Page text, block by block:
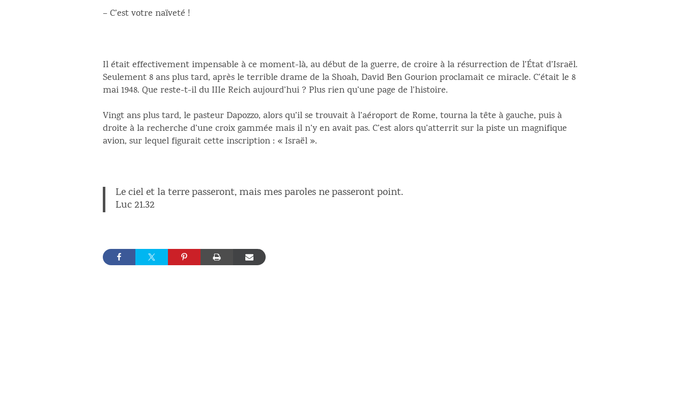
– C’est votre naïveté !
Il était effectivement impensable à ce moment-là, au début de la guerre, de croire à la résurrection de l’État d’Israël.
Seulement 8 ans plus tard, après le terrible drame de la Shoah, David Ben Gourion proclamait ce miracle. C’était le 8
mai 1948. Que reste-t-il du IIIe Reich aujourd’hui ? Plus rien qu’une page de l’histoire.
Vingt ans plus tard, le pasteur Dapozzo, alors qu’il se trouvait à l’aéroport de Rome, tourna la tête à gauche, puis à
droite à la recherche d’une croix gammée mais il n’y en avait pas. C’est alors qu’atterrit sur la piste un magnifique
avion, sur lequel figurait cette inscription : « Israël ».
Le ciel et la terre passeront, mais mes paroles ne passeront point.
Luc 21.32